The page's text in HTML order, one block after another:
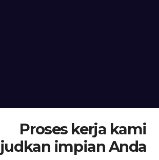
Proses kerja kami
impian Anda